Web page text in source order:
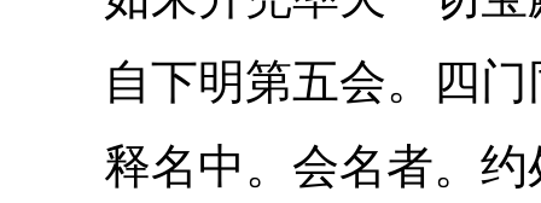
自下明第五会。四门
释名中。会名者。约